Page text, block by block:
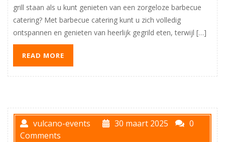
grill staan als u kunt genieten van een zorgeloze barbecue
catering? Met barbecue catering kunt u zich volledig
ontspannen en genieten van heerlijk gegrild eten, terwijl […]
READ MORE
vulcano-events 30 maart 2025
0
Comments